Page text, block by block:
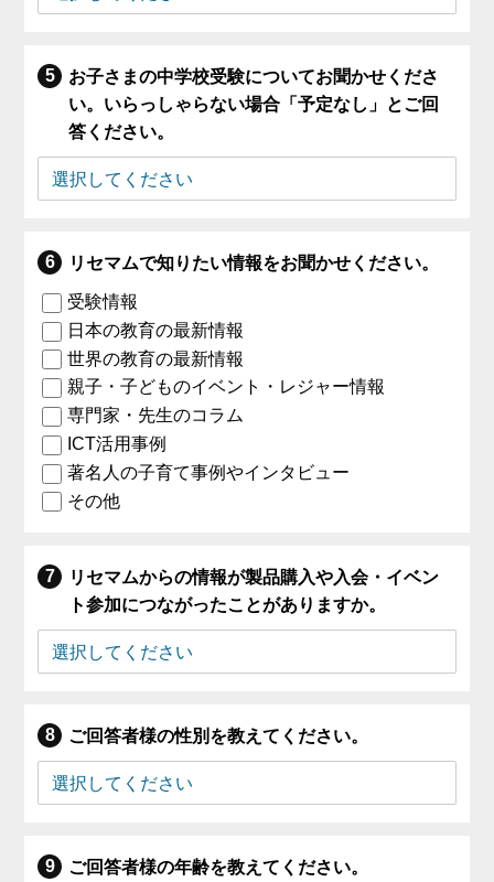
お子さまの中学校受験についてお聞かせくださ
い。いらっしゃらない場合「予定なし」とご回
答ください。
リセマムで知りたい情報をお聞かせください。
受験情報
日本の教育の最新情報
世界の教育の最新情報
親子・子どものイベント・レジャー情報
専門家・先生のコラム
ICT活用事例
著名人の子育て事例やインタビュー
その他
リセマムからの情報が製品購入や入会・イベン
ト参加につながったことがありますか。
ご回答者様の性別を教えてください。
ご回答者様の年齢を教えてください。